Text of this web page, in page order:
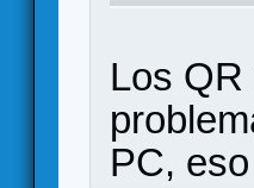
Los
PC,